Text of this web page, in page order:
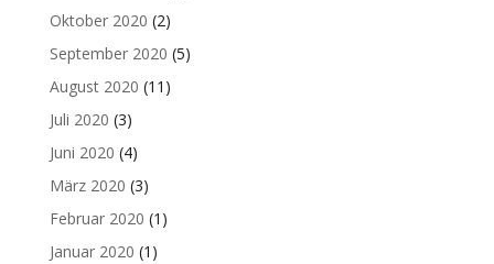
Oktober 2020 (2)
September 2020 (5)
August 2020 (11)
Juli 2020 (3)
Juni 2020 (4)
März 2020 (3)
Februar 2020 (1)
Januar 2020 (1)